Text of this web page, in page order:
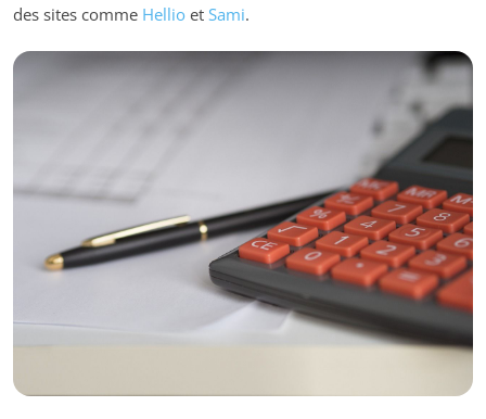
des sites comme Hellio et Sami.